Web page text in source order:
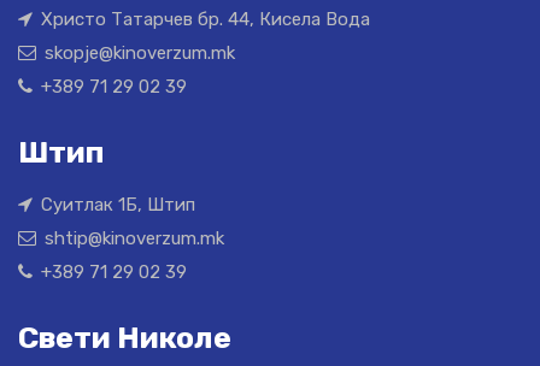
Христо Татарчев бр. 44, Кисела Вода
skopje@kinoverzum.mk
+389 71 29 02 39
Штип
Суитлак 1Б, Штип
shtip@kinoverzum.mk
+389 71 29 02 39
Свети Николе